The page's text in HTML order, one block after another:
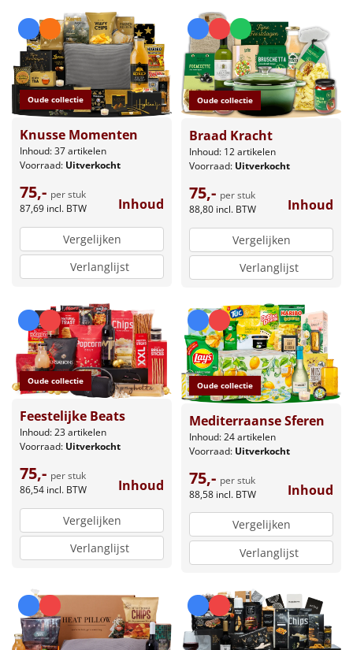
Oude collectie
Knusse Momenten
Inhoud: 37 artikelen
Voorraad: Uitverkocht
75,- per stuk
87,69 incl. BTW Inhoud
Vergelijken
Verlanglijst
Oude collectie
Braad Kracht
Inhoud: 12 artikelen
Voorraad: Uitverkocht
75,- per stuk
88,80 incl. BTW Inhoud
Vergelijken
Verlanglijst
Oude collectie
Feestelijke Beats
Inhoud: 23 artikelen
Voorraad: Uitverkocht
75,- per stuk
86,54 incl. BTW Inhoud
Vergelijken
Verlanglijst
Oude collectie
Mediterraanse Sferen
Inhoud: 24 artikelen
Voorraad: Uitverkocht
75,- per stuk
88,58 incl. BTW Inhoud
Vergelijken
Verlanglijst